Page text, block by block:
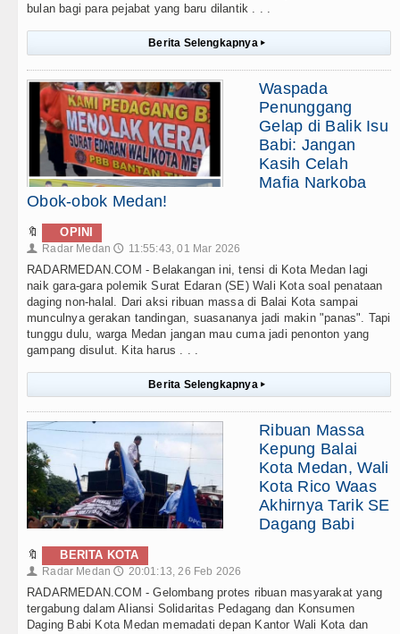
bulan bagi para pejabat yang baru dilantik . . .
Berita Selengkapnya ▸
Waspada
Penunggang
Gelap di Balik Isu
Babi: Jangan
Kasih Celah
Mafia Narkoba
Obok-obok Medan!
🔖 OPINI
👤 Radar Medan 🕔 11:55:43, 01 Mar 2026
RADARMEDAN.COM - Belakangan ini, tensi di Kota Medan lagi
naik gara-gara polemik Surat Edaran (SE) Wali Kota soal penataan
daging non-halal. Dari aksi ribuan massa di Balai Kota sampai
munculnya gerakan tandingan, suasananya jadi makin "panas". Tapi
tunggu dulu, warga Medan jangan mau cuma jadi penonton yang
gampang disulut. Kita harus . . .
Berita Selengkapnya ▸
Ribuan Massa
Kepung Balai
Kota Medan, Wali
Kota Rico Waas
Akhirnya Tarik SE
Dagang Babi
🔖 BERITA KOTA
👤 Radar Medan 🕔 20:01:13, 26 Feb 2026
RADARMEDAN.COM - Gelombang protes ribuan masyarakat yang
tergabung dalam Aliansi Solidaritas Pedagang dan Konsumen
Daging Babi Kota Medan memadati depan Kantor Wali Kota dan